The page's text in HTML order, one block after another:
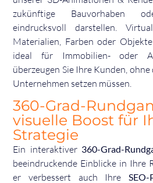
zukünftige Bauvorhaben
eindrucksvoll darstellen.
Materialien, Farben oder
ideal für Immobilien- oder
überzeugen Sie Ihre Kunden,
Unternehmen setzen müssen.
360-Grad-
visuelle Boost für
Strategie
Ein interaktiver 360-Grad-
beeindruckende Einblicke in Ihre
er verbessert auch Ihre SEO-